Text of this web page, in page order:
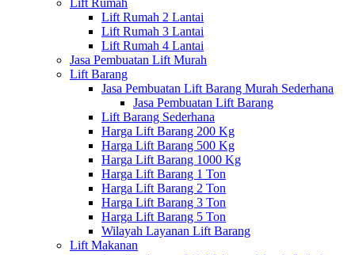
Lift Rumah 2 Lantai
Lift Rumah 3 Lantai
Lift Rumah 4 Lantai
Jasa Pembuatan Lift Murah
Lift Barang
Jasa Pembuatan Lift Barang Murah Sederhana
Jasa Pembuatan Lift Barang
Lift Barang Sederhana
Harga Lift Barang 200 Kg
Harga Lift Barang 500 Kg
Harga Lift Barang 1000 Kg
Harga Lift Barang 1 Ton
Harga Lift Barang 2 Ton
Harga Lift Barang 3 Ton
Harga Lift Barang 5 Ton
Wilayah Layanan Lift Barang
Lift Makanan